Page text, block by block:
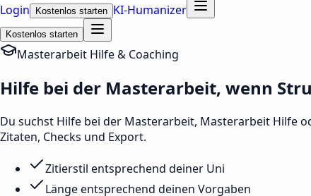
Login Kostenlos starten KI-Humanizer
Kostenlos starten
Masterarbeit Hilfe & Coaching
Hilfe bei der Masterarbeit, wenn
Du suchst Hilfe bei der Masterarbeit, Masterarbeit Hilfe
Zitaten, Checks und Export.
Zitierstil entsprechend deiner Uni
Länge entsprechend deinen Vorgaben